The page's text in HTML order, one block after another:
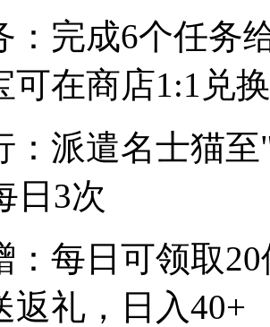
：完成6个任务
可在商店1:1兑
：派遣名士猫
日3次
：每日可领取
返礼，日入40+